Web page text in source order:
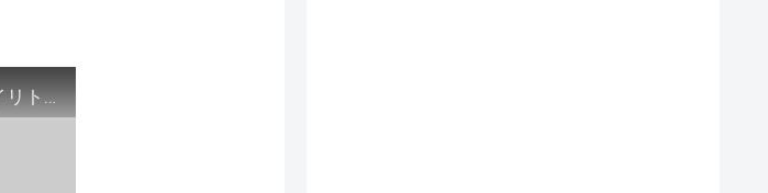
【ポケ森】ミニチュアがテーマの可愛すぎる新クッキー！レベッカのマイリトルハウスのガチャに挑戦♡【どうぶつの森ポケットキャンプ】